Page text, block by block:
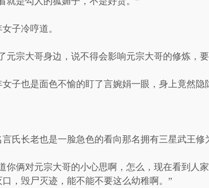
子冷哼道。
元宗大哥身边，说不得会影响元宗大哥的修炼，
子也是面色不愉的盯了言婉娟一眼，身上竟然隐
氏长老也是一脸急色的看向那名拥有三星武王修
俩对元宗大哥的小心思啊，怎么，现在看到人
，毁尸灭迹，能不能不要这么幼稚啊。”